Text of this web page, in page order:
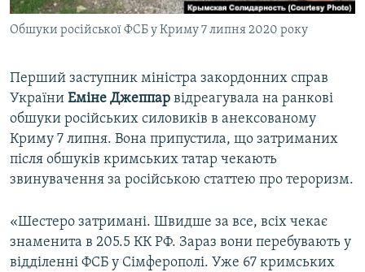
УКРАЇНСЬКА ПРОБЛЕМА КРИМУ
ІНФОГРАФІКА
ДОЛУЧАЙСЯ!
Усі сайти RFE/RL
Обшуки російської ФСБ у Криму 7 липня 2020 року
Перший заступник міністра закордонних справ
України Еміне Джеппар відреагувала на ранкові
обшуки російських силовиків в анексованому
Криму 7 липня. Вона припустила, що затриманих
після обшуків кримських татар чекають
звинувачення за російською статтею про тероризм.
«Шестеро затримані. Швидше за все, всіх чекає
знаменита в 205.5 КК РФ. Зараз вони перебувають у
відділенні ФСБ у Сімферополі. Уже 67 кримських